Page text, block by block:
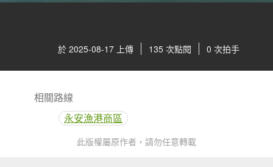
於 2025-08-17 上傳 135 次點閱 0 次拍手
相關路線
永安漁港商區
此版權屬原作者，請勿任意轉載